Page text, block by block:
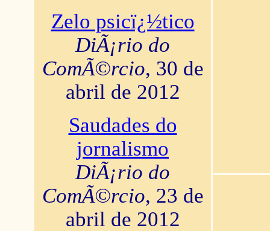
Zelo psicï¿½tico
DiÃ¡rio do
ComÃ©rcio, 30 de
abril de 2012
Saudades do
jornalismo
DiÃ¡rio do
ComÃ©rcio, 23 de
abril de 2012